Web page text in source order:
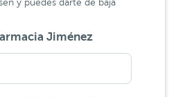
y puedes darte de baja
Jiménez